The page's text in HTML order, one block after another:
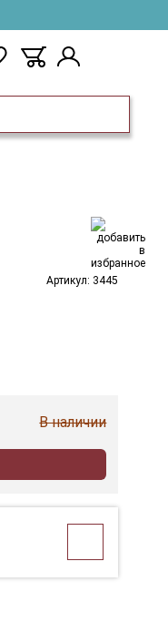
Артикул: 3445
В наличии